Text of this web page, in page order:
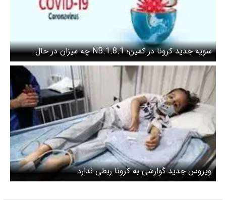
سویه جدید کرونا در کمین؛ NB.1.8.1 چه میزان در حال
گسترش است؟
ویروس جدید گوارشی به کرونا ربطی ندارد